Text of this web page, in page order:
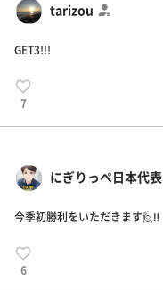
tarizou
GET3!!!
7
にぎりっぺ日本代表
今季初勝利をいただきます🙋‼️
6